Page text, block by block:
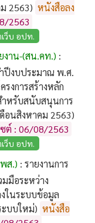
2563) หนังสือลง
2563
ว็บ อปท.
าน-(สน.คท.) :
ปีงบประมาณ พ.ศ.
งการสร้างหลัก
ำหรับสนับสนุนการ
อนสิงหาคม 2563)
ซต์ : 06/08/2563
ว็บ อปท.
ส.) : รายงานการ
มือระหว่าง
ในระบบข้อมูล
ะบบใหม่) หนังสือ